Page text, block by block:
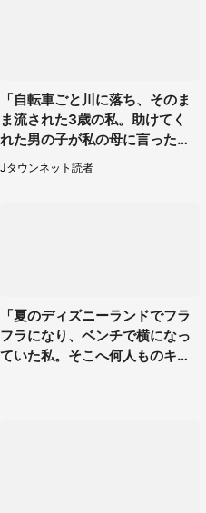
「自転車ごと川に落ち、そのま
ま流された3歳の私。助けてく
れた男の子が私の母に言ったの
は...」（千葉県・20代女性）
Jタウンネット読者
「夏のディズニーランドでフラ
フラになり、ベンチで横になっ
ていた私。そこへ何人ものキャ